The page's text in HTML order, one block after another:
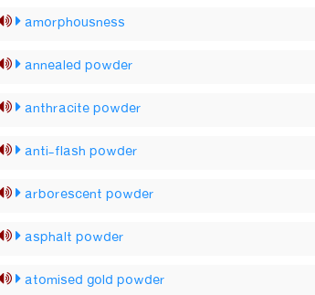
amorphousness
annealed powder
anthracite powder
anti-flash powder
arborescent powder
asphalt powder
atomised gold powder